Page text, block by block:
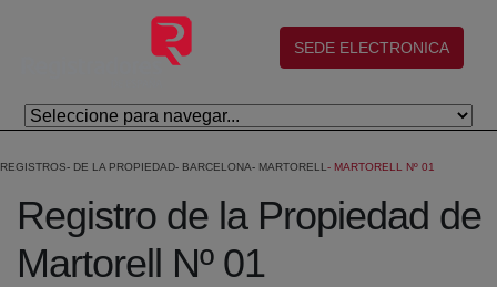
Skip to Main Content
(abre en nueva ventana)
SEDE ELECTRONICA
REGISTROS DE LA PROPIEDAD BARCELONA MARTORELL MARTORELL Nº 01
Registro de la Propiedad de
Martorell Nº 01